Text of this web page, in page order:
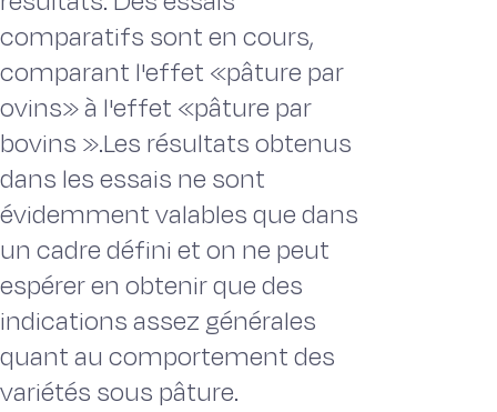
comparatifs sont en cours,
comparant l'effet «pâture par
ovins» à l'effet «pâture par
bovins ».Les résultats obtenus
dans les essais ne sont
évidemment valables que dans
un cadre défini et on ne peut
espérer en obtenir que des
indications assez générales
quant au comportement des
variétés sous pâture.